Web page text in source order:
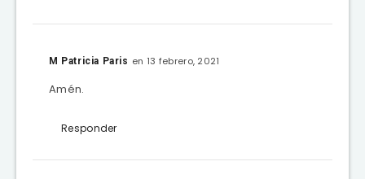
M Patricia Paris en 13 febrero, 2021
Amén.
Responder